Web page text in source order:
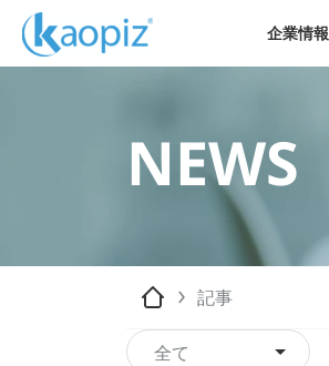
企業情報
NEWS
記事
全て